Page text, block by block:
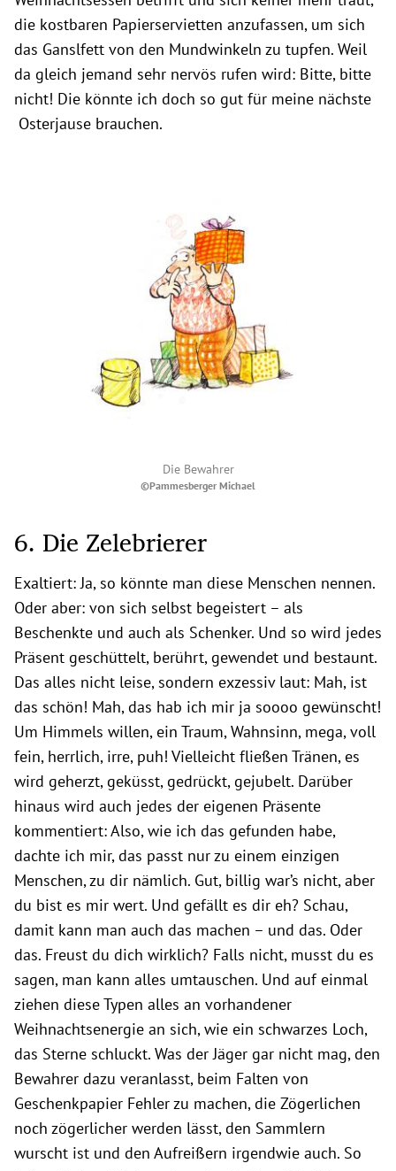
die kostbaren Papierservietten anzufassen, um sich
das Ganslfett von den Mundwinkeln zu tupfen. Weil
da gleich jemand sehr nervös rufen wird: Bitte, bitte
nicht! Die könnte ich doch so gut für meine nächste
Osterjause brauchen.
Die Bewahrer
©Pammesberger Michael
6. Die Zelebrierer
Exaltiert: Ja, so könnte man diese Menschen nennen.
Oder aber: von sich selbst begeistert – als
Beschenkte und auch als Schenker. Und so wird jedes
Präsent geschüttelt, berührt, gewendet und bestaunt.
Das alles nicht leise, sondern exzessiv laut: Mah, ist
das schön! Mah, das hab ich mir ja soooo gewünscht!
Um Himmels willen, ein Traum, Wahnsinn, mega, voll
fein, herrlich, irre, puh! Vielleicht fließen Tränen, es
wird geherzt, geküsst, gedrückt, gejubelt. Darüber
hinaus wird auch jedes der eigenen Präsente
kommentiert: Also, wie ich das gefunden habe,
dachte ich mir, das passt nur zu einem einzigen
Menschen, zu dir nämlich. Gut, billig war’s nicht, aber
du bist es mir wert. Und gefällt es dir eh? Schau,
damit kann man auch das machen – und das. Oder
das. Freust du dich wirklich? Falls nicht, musst du es
sagen, man kann alles umtauschen. Und auf einmal
ziehen diese Typen alles an vorhandener
Weihnachtsenergie an sich, wie ein schwarzes Loch,
das Sterne schluckt. Was der Jäger gar nicht mag, den
Bewahrer dazu veranlasst, beim Falten von
Geschenkpapier Fehler zu machen, die Zögerlichen
noch zögerlicher werden lässt, den Sammlern
wurscht ist und den Aufreißern irgendwie auch. So